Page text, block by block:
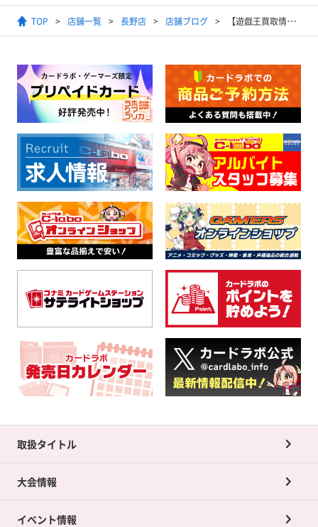
TOP 店舗一覧 長野店 店舗ブログ 【遊戯王買取情報】 プランキッズ関連 20211024更新
取扱タイトル
大会情報
イベント情報